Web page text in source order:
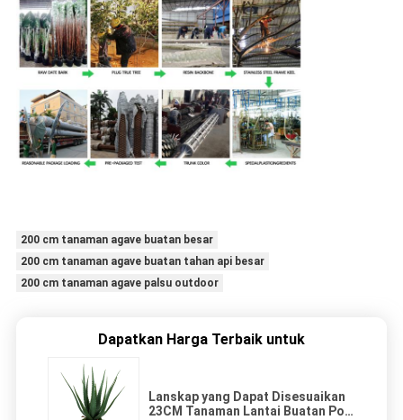
200 cm tanaman agave buatan besar
200 cm tanaman agave buatan tahan api besar
200 cm tanaman agave palsu outdoor
Dapatkan Harga Terbaik untuk
Lanskap yang Dapat Disesuaikan
23CM Tanaman Lantai Buatan Pot